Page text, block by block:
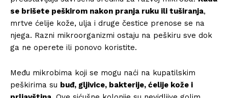
se brišete peškirom nakon pranja ruku ili tuširanja,
mrtve ćelije kože, ulja i druge čestice prenose se na
njega. Razni mikroorganizmi ostaju na peškiru sve dok
ga ne operete ili ponovo koristite.
Među mikrobima koji se mogu naći na kupatilskim
peškirima su buđ, gljivice, bakterije, ćelije kože i